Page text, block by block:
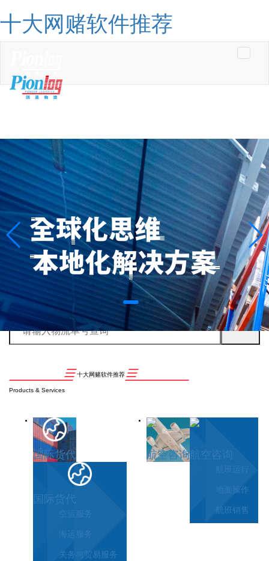
十大网赌软件推荐
十大网赌软件推荐
Products & Services
国际货代
国际货代
空运服务
海运服务
关务与贸易服务
航空咨询航空咨询
航班运行
地面操作
航班销售